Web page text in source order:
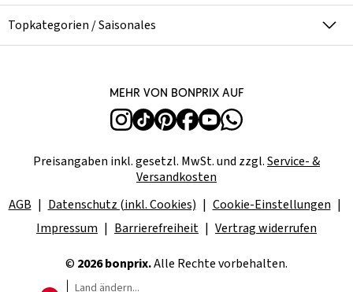
Topkategorien / Saisonales
Mehr von bonprix auf
Preisangaben inkl. gesetzl. MwSt. und zzgl.Service- &
Versandkosten
AGB
Datenschutz (inkl. Cookies)
Cookie-Einstellungen
Impressum
Barrierefreiheit Vertrag widerrufen
© 2026 bonprix.Alle Rechte vorbehalten.
Land ändern...